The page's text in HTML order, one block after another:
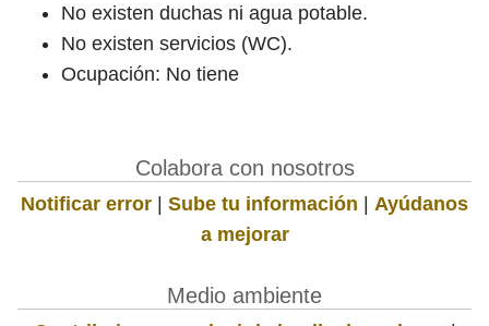
No existen duchas ni agua potable.
No existen servicios (WC).
Ocupación: No tiene
Colabora con nosotros
Notificar error | Sube tu información | Ayúdanos
a mejorar
Medio ambiente